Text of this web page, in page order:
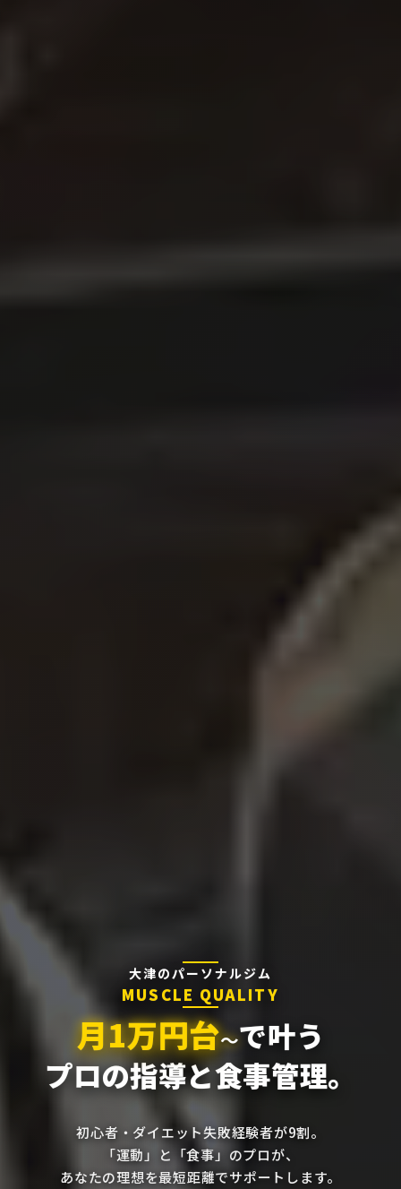
大津のパーソナルジム
MUSCLE QUALITY
月1万円台〜で叶う
プロの指導と食事管理。
初心者・ダイエット失敗経験者が9割。
「運動」と「食事」のプロが、
あなたの理想を最短距離でサポートします。